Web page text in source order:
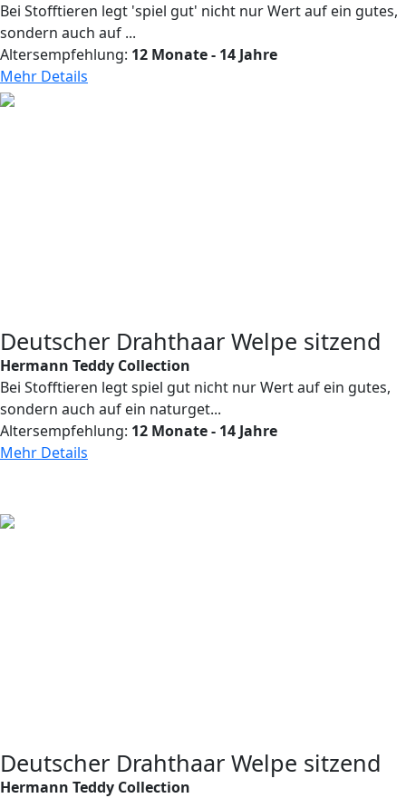
Bei Stofftieren legt 'spiel gut' nicht nur Wert auf ein gutes,
sondern auch auf ...
Altersempfehlung: 12 Monate - 14 Jahre
Mehr Details
Deutscher Drahthaar Welpe sitzend
Hermann Teddy Collection
Bei Stofftieren legt spiel gut nicht nur Wert auf ein gutes,
sondern auch auf ein naturget...
Altersempfehlung: 12 Monate - 14 Jahre
Mehr Details
Deutscher Drahthaar Welpe sitzend
Hermann Teddy Collection